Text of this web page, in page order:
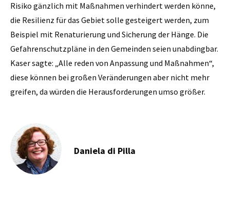
Risiko gänzlich mit Maßnahmen verhindert werden könne,
die Resilienz für das Gebiet solle gesteigert werden, zum
Beispiel mit Renaturierung und Sicherung der Hänge. Die
Gefahrenschutzpläne in den Gemeinden seien unabdingbar.
Kaser sagte: „Alle reden von Anpassung und Maßnahmen“,
diese können bei großen Veränderungen aber nicht mehr
greifen, da würden die Herausforderungen umso größer.
Daniela di Pilla